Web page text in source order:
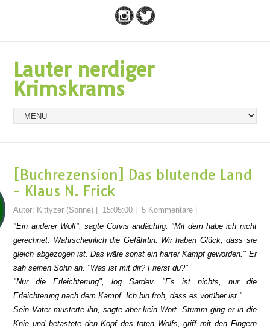
Lauter nerdiger
Krimskrams
[Buchrezension] Das blutende Land
- Klaus N. Frick
Autor: Kittyzer (Sonne) 15:05:00 |5 Kommentare
"Ein anderer Wolf", sagte Corvis andächtig. "Mit dem habe ich nicht
gerechnet. Wahrscheinlich die Gefährtin. Wir haben Glück, dass sie
gleich abgezogen ist. Das wäre sonst ein harter Kampf geworden." Er
sah seinen Sohn an. "Was ist mit dir? Frierst du?"
"Nur die Erleichterung", log Sardev. "Es ist nichts, nur die
Erleichterung nach dem Kampf. Ich bin froh, dass es vorüber ist."
Sein Vater musterte ihn, sagte aber kein Wort. Stumm ging er in die
Knie und betastete den Kopf des toten Wolfs, griff mit den Fingern